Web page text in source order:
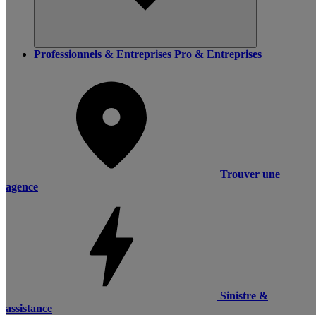
Professionnels & Entreprises Pro & Entreprises
Trouver une
agence
Sinistre &
assistance